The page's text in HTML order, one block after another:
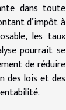
dans toute
d’impôt à
les taux
pourrait se
de réduire
des lois et des